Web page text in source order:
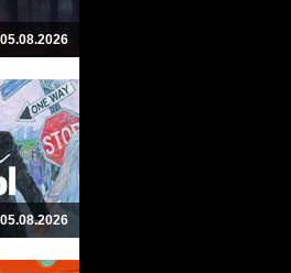
05.08.2026
05.08.2026